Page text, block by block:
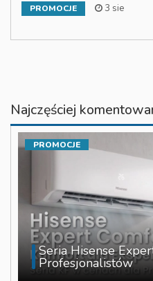
PROMOCJE 3 sie
Najczęściej
Seria Hisense
Profesjonalistów
PROMOCJE